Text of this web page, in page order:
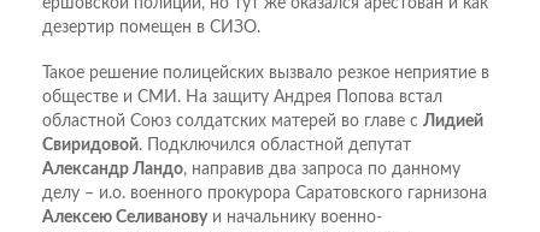
ершовской полиции, но тут же оказался арестован и как
дезертир помещен в СИЗО.
Такое решение полицейских вызвало резкое неприятие в
обществе и СМИ. На защиту Андрея Попова встал
областной Союз солдатских матерей во главе с Лидией
Свиридовой. Подключился областной депутат
Александр Ландо, направив два запроса по данному
делу – и.о. военного прокурора Саратовского гарнизона
Алексею Селивановуи начальнику военно-